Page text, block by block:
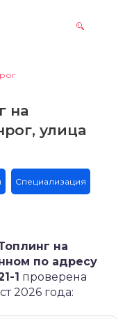
на
улица
Специализация
на
по адресу
1 проверена
2026 года: